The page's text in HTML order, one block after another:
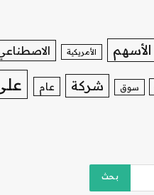
الأسهم الأمريكية
سوق شركة عام